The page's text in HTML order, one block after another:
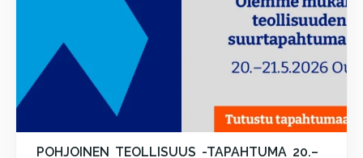
POHJOINEN TEOLLISUUS -TAPAHTUMA 20.–